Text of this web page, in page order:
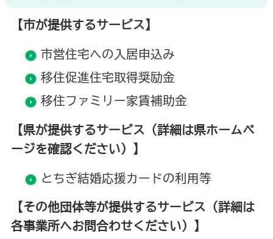
【市が提供するサービス】
市営住宅への入居申込み
移住促進住宅取得奨励金
移住ファミリー家賃補助金
【県が提供するサービス（詳細は県ホームペ
ージを確認ください）】
とちぎ結婚応援カードの利用等
【その他団体等が提供するサービス（詳細は
各事業所へお問合わせください）】